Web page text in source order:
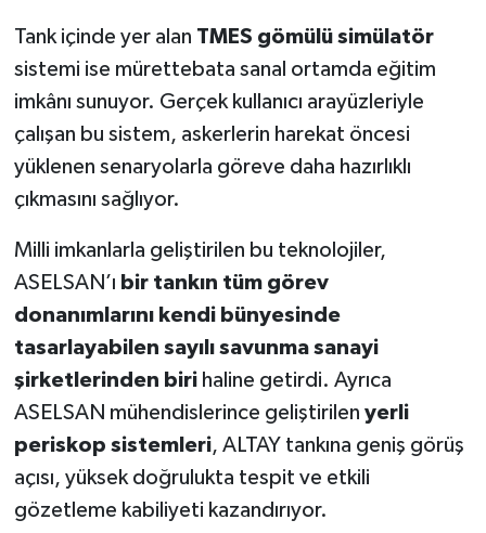
Tank içinde yer alan TMES gömülü simülatör
sistemi ise mürettebata sanal ortamda eğitim
imkânı sunuyor. Gerçek kullanıcı arayüzleriyle
çalışan bu sistem, askerlerin harekat öncesi
yüklenen senaryolarla göreve daha hazırlıklı
çıkmasını sağlıyor.
Milli imkanlarla geliştirilen bu teknolojiler,
ASELSAN’ı bir tankın tüm görev
donanımlarını kendi bünyesinde
tasarlayabilen sayılı savunma sanayi
şirketlerinden birihaline getirdi. Ayrıca
ASELSAN mühendislerince geliştirilen yerli
periskop sistemleri, ALTAY tankına geniş görüş
açısı, yüksek doğrulukta tespit ve etkili
gözetleme kabiliyeti kazandırıyor.